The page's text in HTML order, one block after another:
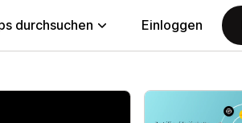
durchsuchen Einloggen